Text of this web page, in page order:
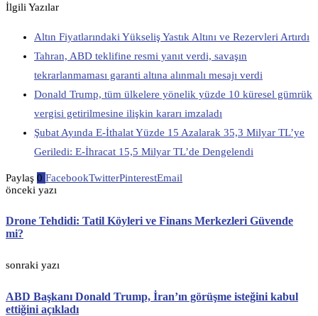
İlgili Yazılar
Altın Fiyatlarındaki Yükseliş Yastık Altını ve Rezervleri Artırdı
Tahran, ABD teklifine resmi yanıt verdi, savaşın
tekrarlanmaması garanti altına alınmalı mesajı verdi
Donald Trump, tüm ülkelere yönelik yüzde 10 küresel gümrük
vergisi getirilmesine ilişkin kararı imzaladı
Şubat Ayında E-İthalat Yüzde 15 Azalarak 35,3 Milyar TL’ye
Geriledi: E-İhracat 15,5 Milyar TL’de Dengelendi
Paylaş 0 FacebookTwitterPinterestEmail
önceki yazı
Drone Tehdidi: Tatil Köyleri ve Finans Merkezleri Güvende
mi?
sonraki yazı
ABD Başkanı Donald Trump, İran’ın görüşme isteğini kabul
ettiğini açıkladı